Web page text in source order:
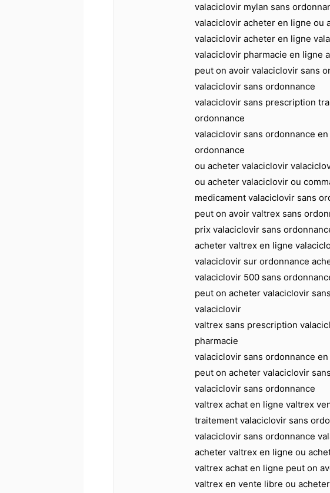
valaciclovir mylan sans
valaciclovir acheter en ligne ou
valaciclovir acheter en ligne
valaciclovir pharmacie en ligne
peut on avoir valaciclovir sans
valaciclovir sans ordonnance
valaciclovir sans prescription
ordonnance
valaciclovir sans ordonnance
ordonnance
ou acheter valaciclovir
ou acheter valaciclovir ou
medicament valaciclovir sans
peut on avoir valtrex sans
prix valaciclovir sans
acheter valtrex en ligne
valaciclovir sur ordonnance
valaciclovir 500 sans
peut on acheter valaciclovir
valaciclovir
valtrex sans prescription
pharmacie
valaciclovir sans ordonnance
peut on acheter valaciclovir
valaciclovir sans ordonnance
valtrex achat en ligne valtrex
traitement valaciclovir sans
valaciclovir sans ordonnance
acheter valtrex en ligne ou
valtrex achat en ligne peut on
valtrex en vente libre ou